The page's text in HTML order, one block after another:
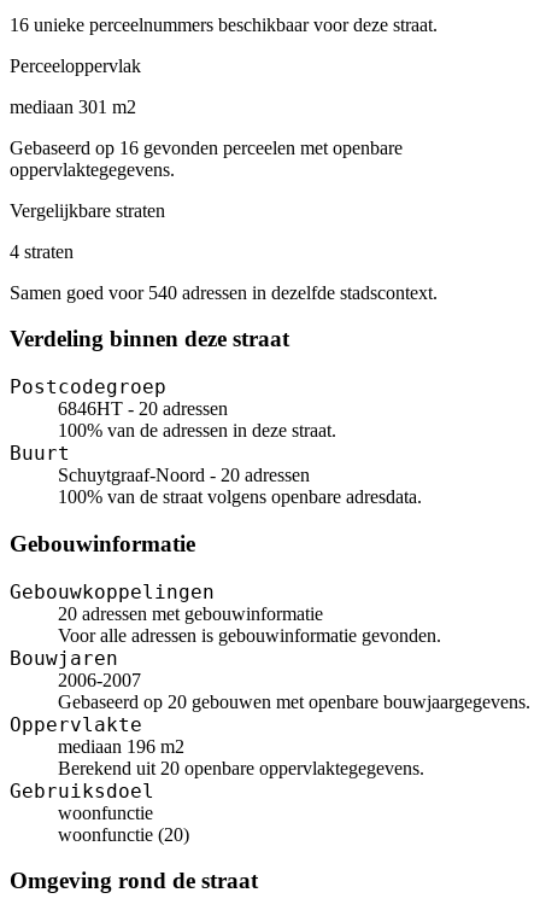
16 unieke perceelnummers beschikbaar voor deze straat.
Perceeloppervlak
mediaan 301 m2
Gebaseerd op 16 gevonden perceelen met openbare
oppervlaktegegevens.
Vergelijkbare straten
4 straten
Samen goed voor 540 adressen in dezelfde stadscontext.
Verdeling binnen deze straat
Postcodegroep
6846HT - 20 adressen
100% van de adressen in deze straat.
Buurt
Schuytgraaf-Noord - 20 adressen
100% van de straat volgens openbare adresdata.
Gebouwinformatie
Gebouwkoppelingen
20 adressen met gebouwinformatie
Voor alle adressen is gebouwinformatie gevonden.
Bouwjaren
2006-2007
Gebaseerd op 20 gebouwen met openbare bouwjaargegevens.
Oppervlakte
mediaan 196 m2
Berekend uit 20 openbare oppervlaktegegevens.
Gebruiksdoel
woonfunctie
woonfunctie (20)
Omgeving rond de straat